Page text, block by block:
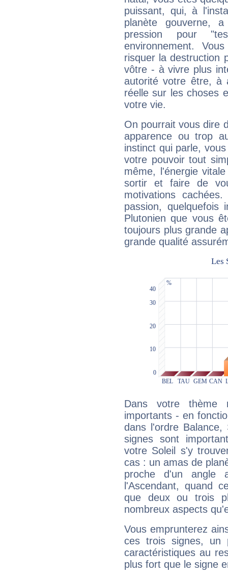
puissant, qui, à
planète gouverne,
pression pour
environnement.
risquer la destruction
vôtre - à vivre plus
autorité votre être, à
réelle sur les choses
votre vie.
On pourrait vous dire
apparence ou trop
instinct qui parle,
votre pouvoir tout
même, l'énergie
sortir et faire de
motivations
passion, quelquefois
Plutonien que vous
toujours plus grande
grande qualité
Dans votre thème
importants - en
dans l'ordre Balance,
signes sont
votre Soleil s'y
cas : un amas de
proche d'un
l'Ascendant, quand
que deux ou trois
nombreux aspects
Vous emprunterez
ces trois signes, un
caractéristiques au
plus fort que le signe